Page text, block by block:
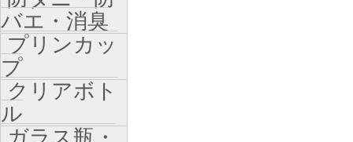
バエ・消臭
プリンカッ
プ
クリアボト
ル
ガラス瓶・